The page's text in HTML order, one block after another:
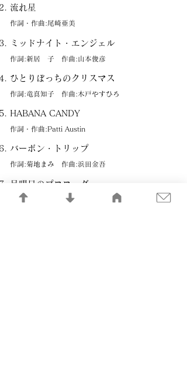
流れ星
作詞・作曲:尾崎亜美
ミッドナイト・エンジェル
作詞:新居 子 作曲:山本俊彦
ひとりぼっちのクリスマス
作詞:竜真知子 作曲:木戸やすひろ
HABANA CANDY
作詞・作曲:Patti Austin
バーボン・トリップ
作詞:菊地まみ 作曲:浜田金吾
月曜日のプロローグ
作詞:竜真知子 作曲:佐藤健